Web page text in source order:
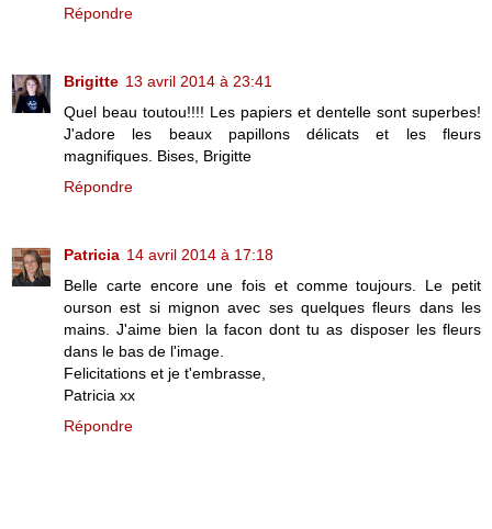
Répondre
Brigitte 13 avril 2014 à 23:41
Quel beau toutou!!!! Les papiers et dentelle sont superbes!
J'adore les beaux papillons délicats et les fleurs
magnifiques. Bises, Brigitte
Répondre
Patricia 14 avril 2014 à 17:18
Belle carte encore une fois et comme toujours. Le petit
ourson est si mignon avec ses quelques fleurs dans les
mains. J'aime bien la facon dont tu as disposer les fleurs
dans le bas de l'image.
Felicitations et je t'embrasse,
Patricia xx
Répondre